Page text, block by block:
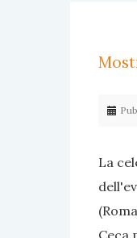
La
Ceca